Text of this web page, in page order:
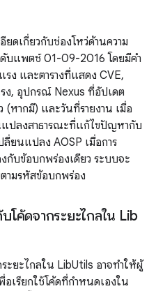
ยดเกี่ยวกับช่องโหว่ด้านความ
บแพตช์ 01-09-2016 โดยมีคำ
ง และตารางที่แสดง CVE,
ง, อุปกรณ์ Nexus ที่อัปเดต
(หากมี) และวันที่รายงาน เมื่อ
แปลงสาธารณะที่แก้ไขปัญหากับ
ลี่ยนแปลง AOSP เมื่อการ
กับข้อบกพร่องเดียว ระบบจะ
ามรหัสข้อบกพร่อง
โค้ดจากระยะไกลใน Lib
ะยะไกลใน LibUtils อาจทำให้ผู้
เรียกใช้โค้ดที่กำหนดเองใน